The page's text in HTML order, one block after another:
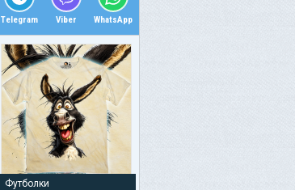
Telegram Viber WhatsApp
Футболки